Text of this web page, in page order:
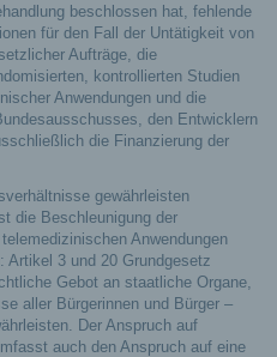
beschlossen hat, fehlende
für den Fall der Untätigkeit von
Aufträge, die
kontrollierten Studien
Anwendungen und die
den Entwicklern
die Finanzierung der
gewährleisten
die Beschleunigung der
Anwendungen
Artikel 3 und 20 Grundgesetz
Gebot an staatliche Organe,
aller Bürgerinnen und Bürger –
Der Anspruch auf
auch den Anspruch auf eine